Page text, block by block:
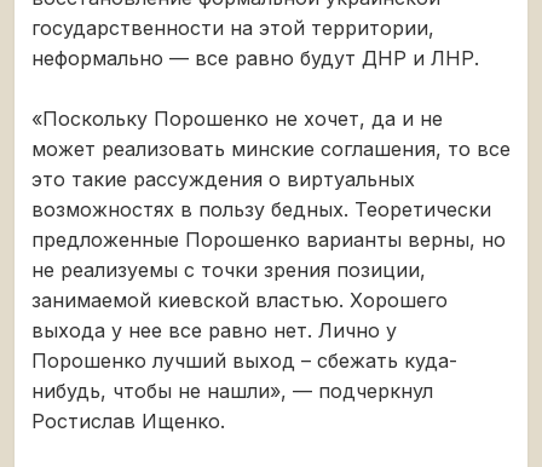
государственности на этой территории,
неформально — все равно будут ДНР и ЛНР.
«Поскольку Порошенко не хочет, да и не
может реализовать минские соглашения, то все
это такие рассуждения о виртуальных
возможностях в пользу бедных. Теоретически
предложенные Порошенко варианты верны, но
не реализуемы с точки зрения позиции,
занимаемой киевской властью. Хорошего
выхода у нее все равно нет. Лично у
Порошенко лучший выход – сбежать куда-
нибудь, чтобы не нашли», — подчеркнул
Ростислав Ищенко.